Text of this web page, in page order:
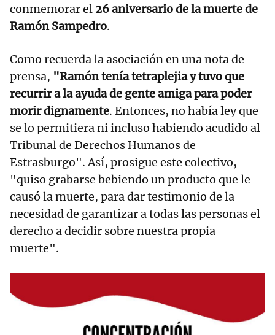
conmemorar el 26 aniversario de la muerte de
Ramón Sampedro.
Como recuerda la asociación en una nota de
prensa, "Ramón tenía tetraplejia y tuvo que
recurrir a la ayuda de gente amiga para poder
morir dignamente. Entonces, no había ley que
se lo permitiera ni incluso habiendo acudido al
Tribunal de Derechos Humanos de
Estrasburgo". Así, prosigue este colectivo,
"quiso grabarse bebiendo un producto que le
causó la muerte, para dar testimonio de la
necesidad de garantizar a todas las personas el
derecho a decidir sobre nuestra propia
muerte".